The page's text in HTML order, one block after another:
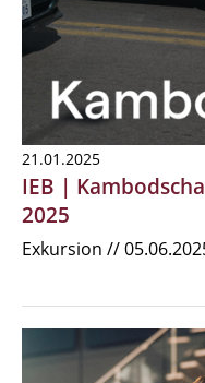
21.01.2025
IEB |
2025
Exkursion //